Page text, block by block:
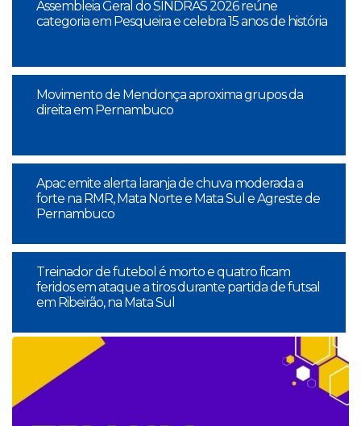
Assembleia Geral do SINDRAS 2026 reúne
categoria em Pesqueira e celebra 15 anos de história
Movimento de Mendonça aproxima grupos da
direita em Pernambuco
Apac emite alerta laranja de chuva moderada a
forte na RMR, Mata Norte e Mata Sul e Agreste de
Pernambuco
Treinador de futebol é morto e quatro ficam
feridos em ataque a tiros durante partida de futsal
em Ribeirão, na Mata Sul